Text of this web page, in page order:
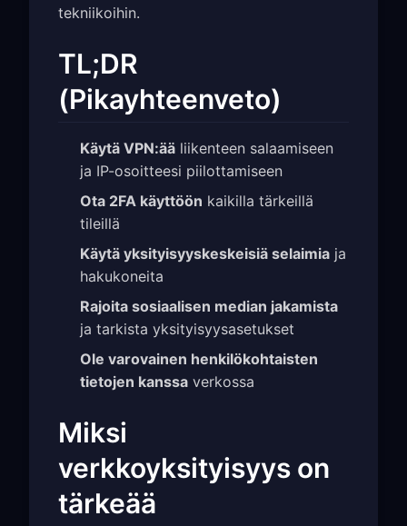
tekniikoihin.
TL;DR
(Pikayhteenveto)
Käytä VPN:ää liikenteen salaamiseen
ja IP-osoitteesi piilottamiseen
Ota 2FA käyttöön kaikilla tärkeillä
tileillä
Käytä yksityisyyskeskeisiä selaimia ja
hakukoneita
Rajoita sosiaalisen median jakamista
ja tarkista yksityisyysasetukset
Ole varovainen henkilökohtaisten
tietojen kanssa verkossa
Miksi
verkkoyksityisyys on
tärkeää